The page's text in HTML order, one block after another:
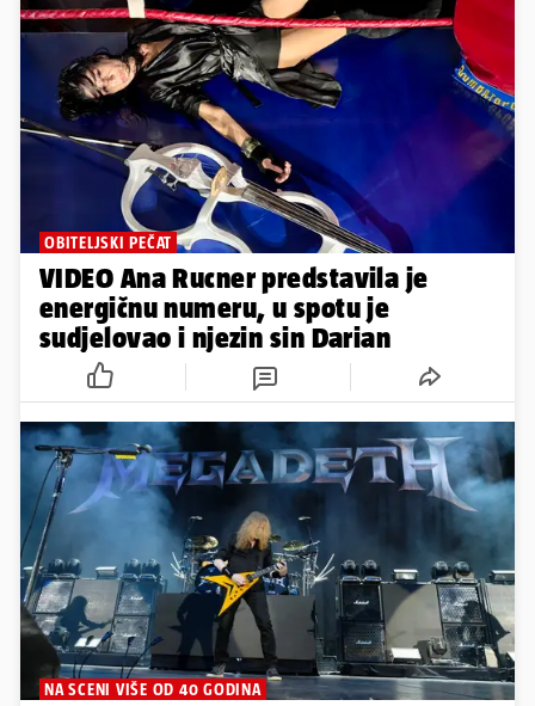
OBITELJSKI PEČAT
VIDEO Ana Rucner predstavila je
energičnu numeru, u spotu je
sudjelovao i njezin sin Darian
NA SCENI VIŠE OD 40 GODINA